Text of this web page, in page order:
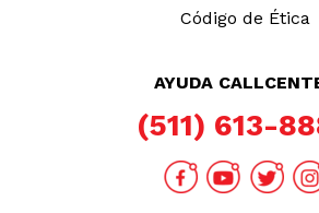
Código de Ética
AYUDA
(511) 613-